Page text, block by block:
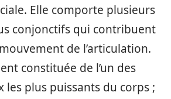
Elle comporte plusieurs
conjonctifs qui contribuent
de l’articulation.
constituée de l’un des
les plus puissants du corps ;